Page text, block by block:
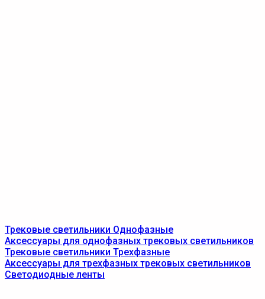
Трековые светильники Однофазные
Аксессуары для однофазных трековых светильников
Трековые светильники Трехфазные
Аксессуары для трехфазных трековых светильников
Светодиодные ленты